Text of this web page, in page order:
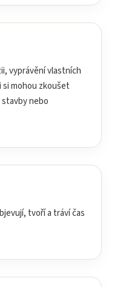
vyprávění vlastních
mohou zkoušet
nebo
tvoří a tráví čas